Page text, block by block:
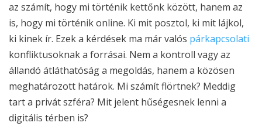
az számít, hogy mi történik kettőnk között, hanem az
is, hogy mi történik online. Ki mit posztol, ki mit lájkol,
ki kinek ír. Ezek a kérdések ma már valós párkapcsolati
konfliktusoknak a forrásai. Nem a kontroll vagy az
állandó átláthatóság a megoldás, hanem a közösen
meghatározott határok. Mi számít flörtnek? Meddig
tart a privát szféra? Mit jelent hűségesnek lenni a
digitális térben is?